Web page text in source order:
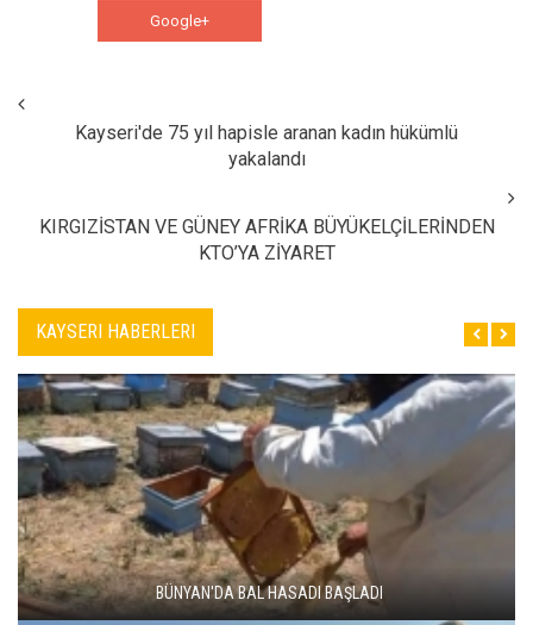
Google+
Kayseri'de 75 yıl hapisle aranan kadın hükümlü
yakalandı
KIRGIZİSTAN VE GÜNEY AFRİKA BÜYÜKELÇİLERİNDEN
KTO’YA ZİYARET
KAYSERI HABERLERI
BÜNYAN'DA BAL HASADI BAŞLADI